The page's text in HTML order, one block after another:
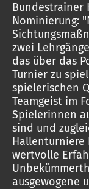
Bundestrainer
Nominierung:
zwei
das über das
Turnier zu
spielerischen
Teamgeist im
Spielerinnen
sind und
Hallenturniere
wertvolle
ausgewogene